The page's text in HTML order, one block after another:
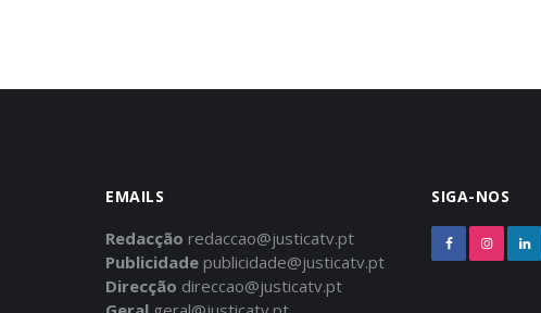
EMAILS
Redacção redaccao@justicatv.pt
Publicidade publicidade@justicatv.pt
Direcção direccao@justicatv.pt
SIGA-NOS